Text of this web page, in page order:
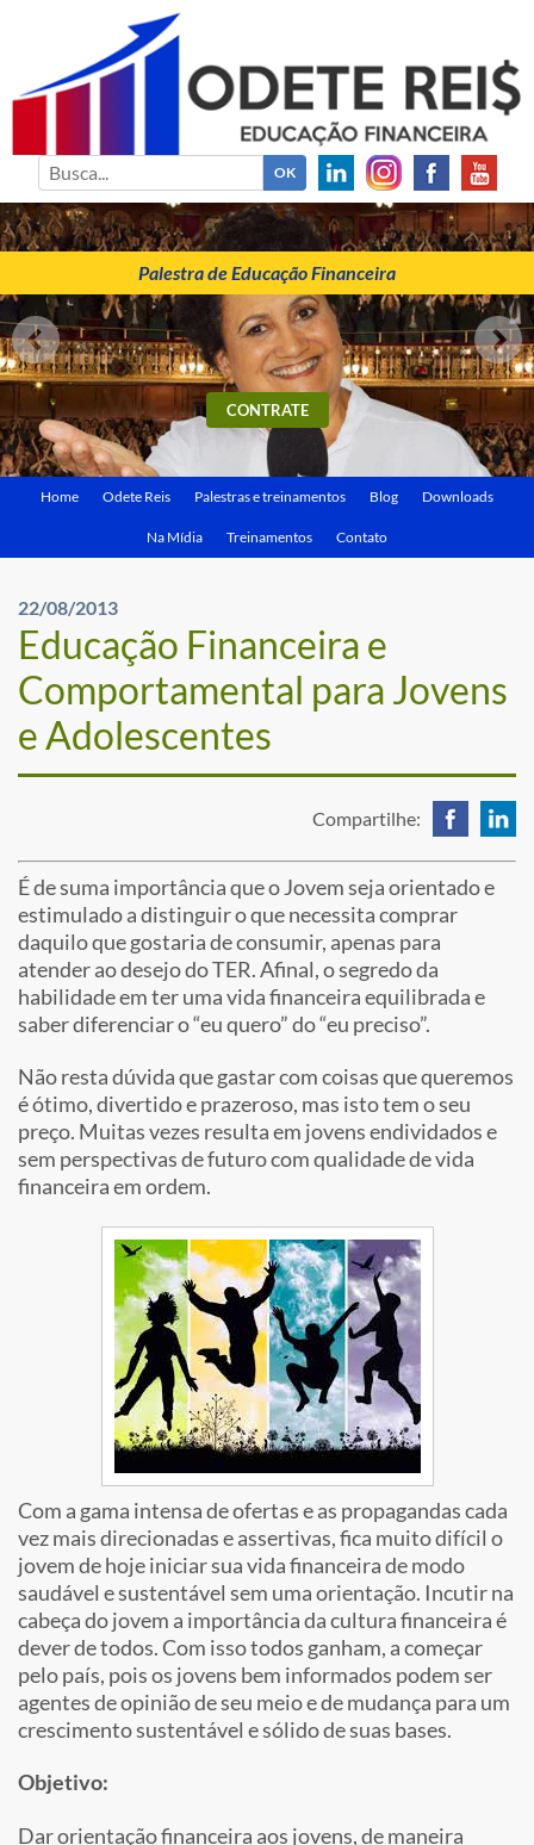
ODETE REIS
Palestrante de Educação Financeira
Palestra de Educação Financeira
CONTRATE
Home Odete Reis Palestras e treinamentos Blog Downloads
Na Mídia Treinamentos Contato
22/08/2013
Educação Financeira e
Comportamental para Jovens
e Adolescentes
Compartilhe:
É de suma importância que o Jovem seja orientado e
estimulado a distinguir o que necessita comprar
daquilo que gostaria de consumir, apenas para
atender ao desejo do TER. Afinal, o segredo da
habilidade em ter uma vida financeira equilibrada e
saber diferenciar o “eu quero” do “eu preciso”.
Não resta dúvida que gastar com coisas que queremos
é ótimo, divertido e prazeroso, mas isto tem o seu
preço. Muitas vezes resulta em jovens endividados e
sem perspectivas de futuro com qualidade de vida
financeira em ordem.
Com a gama intensa de ofertas e as propagandas cada
vez mais direcionadas e assertivas, fica muito difícil o
jovem de hoje iniciar sua vida financeira de modo
saudável e sustentável sem uma orientação. Incutir na
cabeça do jovem a importância da cultura financeira é
dever de todos. Com isso todos ganham, a começar
pelo país, pois os jovens bem informados podem ser
agentes de opinião de seu meio e de mudança para um
crescimento sustentável e sólido de suas bases.
Objetivo:
Dar orientação financeira aos jovens, de maneira